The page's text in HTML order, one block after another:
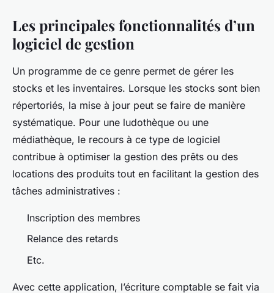
Les principales fonctionnalités d’un
logiciel de gestion
Un programme de ce genre permet de gérer les
stocks et les inventaires. Lorsque les stocks sont bien
répertoriés, la mise à jour peut se faire de manière
systématique. Pour une ludothèque ou une
médiathèque, le recours à ce type de logiciel
contribue à optimiser la gestion des prêts ou des
locations des produits tout en facilitant la gestion des
tâches administratives :
Inscription des membres
Relance des retards
Etc.
Avec cette application, l’écriture comptable se fait via